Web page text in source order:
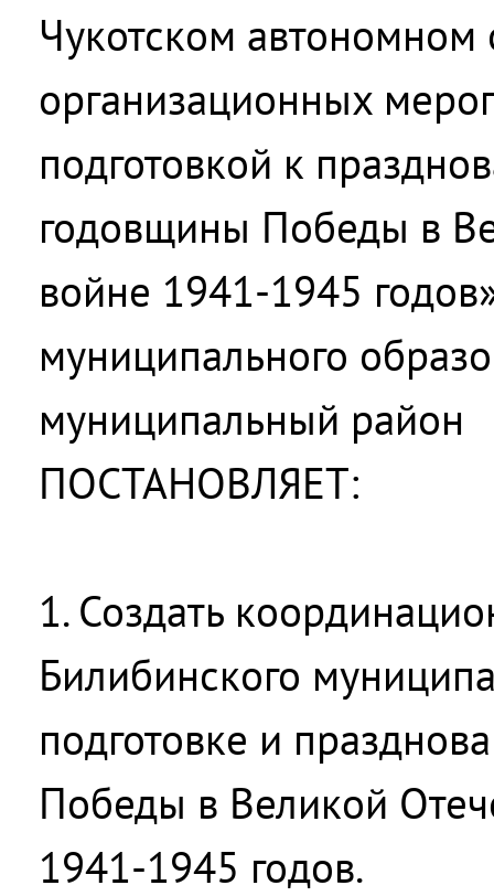
Чукотском автономном
организационных
подготовкой к
годовщины Победы в
войне 1941-1945
муниципального
муниципальный район
ПОСТАНОВЛЯЕТ:
1. Создать
Билибинского
подготовке и
Победы в Великой
1941-1945 годов.